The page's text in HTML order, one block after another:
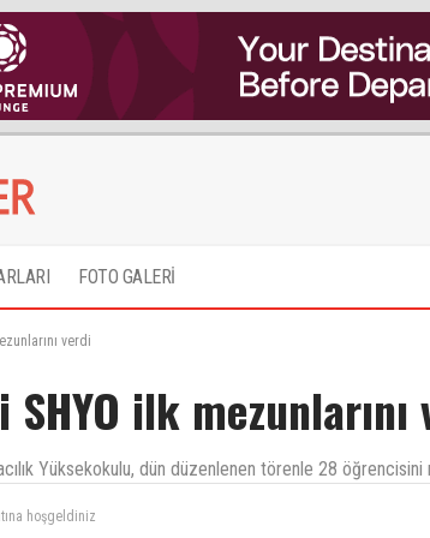
FOTO GALERİ
verdi
ilk mezunlarını
Yüksekokulu, dün düzenlenen törenle 28
adapte olun, kalkip da insanlarin giyimini kusamini